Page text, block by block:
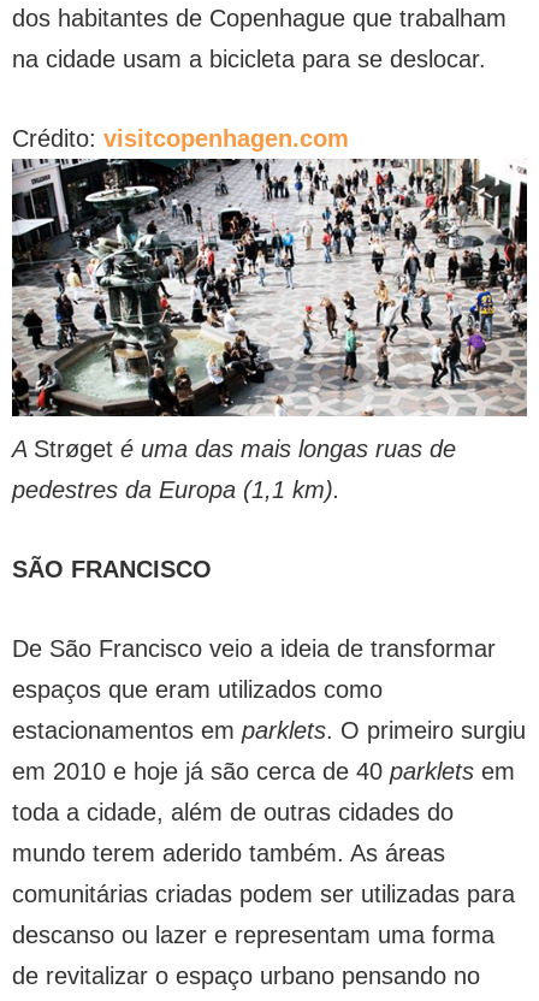
dos habitantes de Copenhague que trabalham
na cidade usam a bicicleta para se deslocar.
Crédito: visitcopenhagen.com
A Strøget é uma das mais longas ruas de
pedestres da Europa (1,1 km).
SÃO FRANCISCO
De São Francisco veio a ideia de transformar
espaços que eram utilizados como
estacionamentos em parklets. O primeiro surgiu
em 2010 e hoje já são cerca de 40 parklets em
toda a cidade, além de outras cidades do
mundo terem aderido também. As áreas
comunitárias criadas podem ser utilizadas para
descanso ou lazer e representam uma forma
de revitalizar o espaço urbano pensando no